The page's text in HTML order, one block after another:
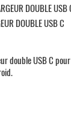
DOUBLE USB C
double USB C